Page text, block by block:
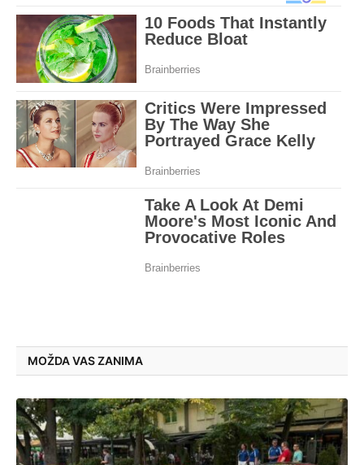
MOŽDA VAS ZANIMA